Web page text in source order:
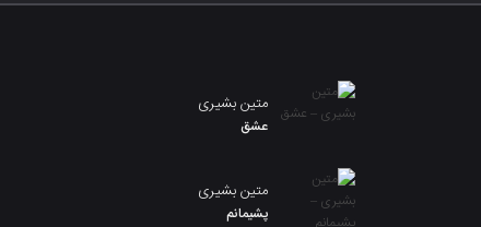
متین بشیری
عشق
متین بشیری
پشیمانم